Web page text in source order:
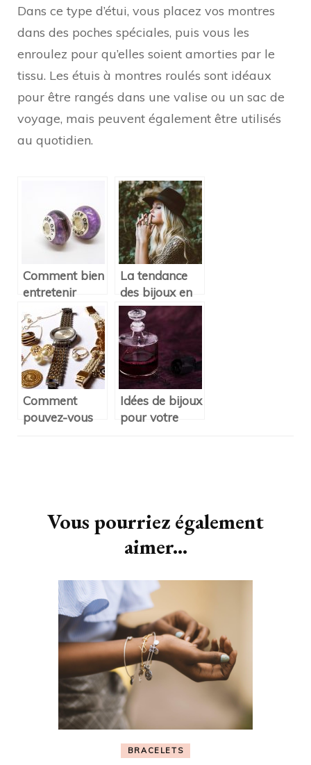
Dans ce type d’étui, vous placez vos montres
dans des poches spéciales, puis vous les
enroulez pour qu’elles soient amorties par le
tissu. Les étuis à montres roulés sont idéaux
pour être rangés dans une valise ou un sac de
voyage, mais peuvent également être utilisés
au quotidien.
Comment bien
entretenir
votre bracelet
Pandora ?
La tendance
des bijoux en
liège
Comment
pouvez-vous
Idées de bijoux
pour votre
Vous pourriez également
aimer...
BRACELETS